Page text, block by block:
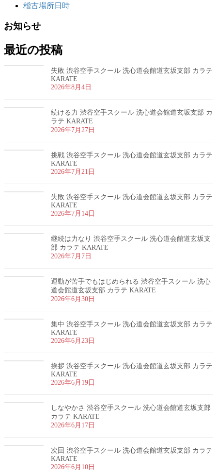
稽古場所日時
お知らせ
最近の投稿
失敗 渋谷空手スクール 洗心道会館道玄坂支部 カラテ
KARATE
2026年8月4日
続ける力 渋谷空手スクール 洗心道会館道玄坂支部 カ
ラテ KARATE
2026年7月27日
挑戦 渋谷空手スクール 洗心道会館道玄坂支部 カラテ
KARATE
2026年7月21日
失敗 渋谷空手スクール 洗心道会館道玄坂支部 カラテ
KARATE
2026年7月14日
継続は力なり 渋谷空手スクール 洗心道会館道玄坂支
部 カラテ KARATE
2026年7月7日
運動が苦手でもはじめられる 渋谷空手スクール 洗心
道会館道玄坂支部 カラテ KARATE
2026年6月30日
集中 渋谷空手スクール 洗心道会館道玄坂支部 カラテ
KARATE
2026年6月23日
挨拶 渋谷空手スクール 洗心道会館道玄坂支部 カラテ
KARATE
2026年6月19日
しなやかさ 渋谷空手スクール 洗心道会館道玄坂支部
カラテ KARATE
2026年6月17日
次回 渋谷空手スクール 洗心道会館道玄坂支部 カラテ
KARATE
2026年6月10日